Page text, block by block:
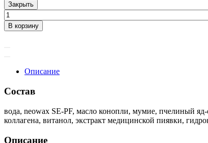
Закрыть
В корзину
Описание
Состав
вода, neowax SE-PF, масло конопли, мумие, пчелиный
коллагена, витанол, экстракт медицинской пиявки,
Описание